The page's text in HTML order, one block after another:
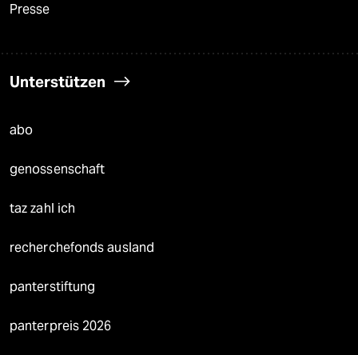
Presse
Unterstützen
abo
genossenschaft
taz zahl ich
recherchefonds ausland
panterstiftung
panterpreis 2026